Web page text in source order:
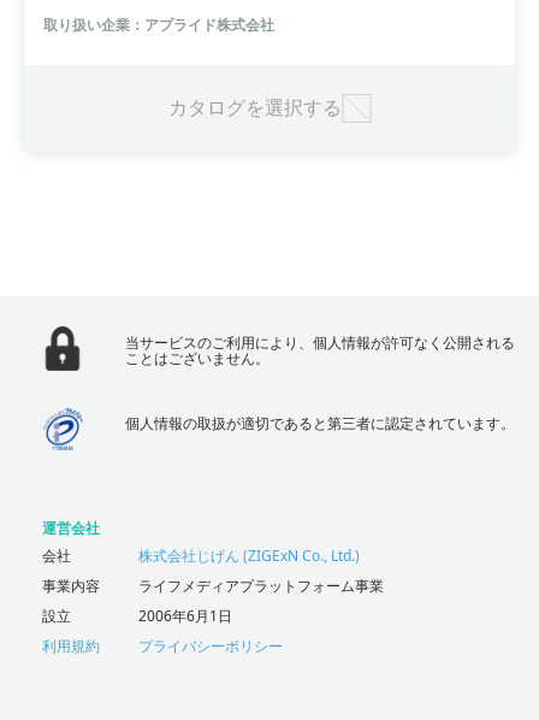
納品時にはLinuix Ubuntu OSがセットアップされます。
取り扱い企業：アプライド株式会社
カタログを選択する
当サービスのご利用により、個人情報が許可なく公開される
ことはございません。
個人情報の取扱が適切であると第三者に認定されています。
運営会社
会社
株式会社じげん (ZIGExN Co., Ltd.)
事業内容
ライフメディアプラットフォーム事業
設立
2006年6月1日
利用規約
プライバシーポリシー